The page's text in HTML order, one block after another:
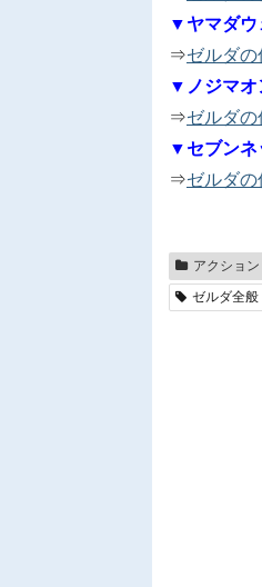
▼ヤマダウ
⇒ゼルダ
▼ノジマオ
⇒ゼルダ
▼セブンネ
⇒ゼルダ
アクション
ゼルダ全般